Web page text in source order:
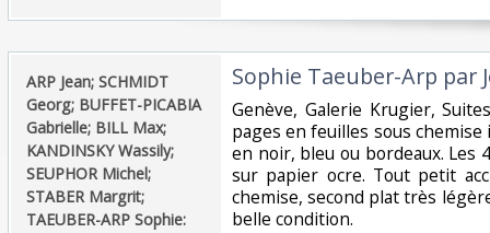
‎ARP Jean; SCHMIDT
Georg; BUFFET-PICABIA
Gabrielle; BILL Max;
KANDINSKY Wassily;
SEUPHOR Michel;
STABER Margrit;
TAEUBER-ARP Sophie:‎
‎Sophie Taeuber-Arp par
‎Genève, Galerie Krugier,
pages en feuilles sous
en noir, bleu ou bordeaux.
sur papier ocre. Tout petit
chemise, second plat très
belle condition. ‎